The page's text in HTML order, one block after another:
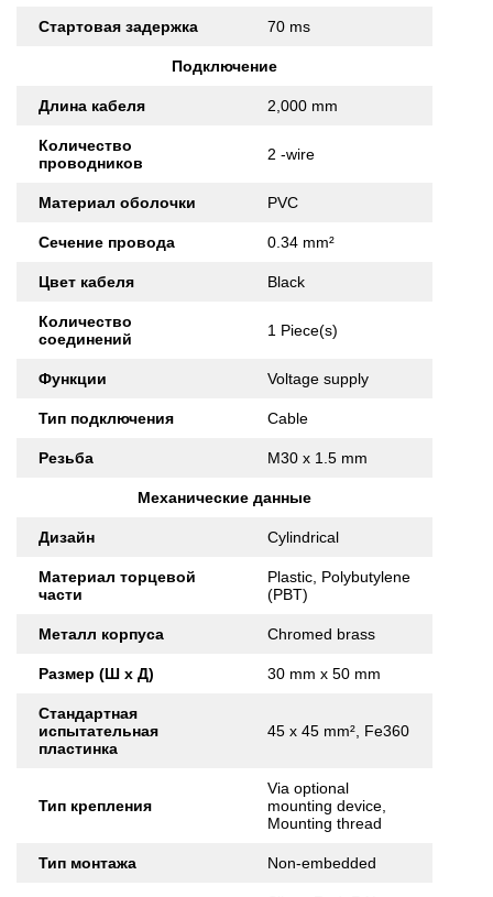
Стартовая задержка 70 ms
Подключение
Длина кабеля 2,000 mm
Количество
проводников
2 -wire
Материал оболочки PVC
Сечение провода 0.34 mm²
Цвет кабеля Black
Количество
соединений
1 Piece(s)
Функции Voltage supply
Тип подключения Cable
Резьба M30 x 1.5 mm
Механические данные
Дизайн Cylindrical
Материал торцевой
части
Plastic, Polybutylene
(PBT)
Металл корпуса Chromed brass
Размер (Ш x Д) 30 mm x 50 mm
Стандартная
испытательная
пластинка
45 x 45 mm², Fe360
Тип крепления
Via optional
mounting device,
Mounting thread
Тип монтажа Non-embedded